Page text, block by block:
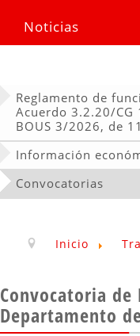
Noticias
Reglamento de
Acuerdo 3.2.20/
BOUS 3/2026, de
Información
Convocatorias
Inicio
Convocatoria de
Departamento